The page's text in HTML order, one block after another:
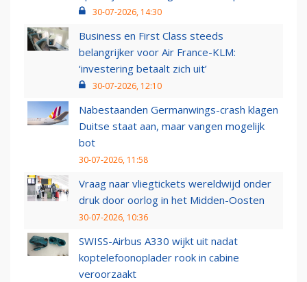
30-07-2026, 14:30
Business en First Class steeds
belangrijker voor Air France-KLM:
‘investering betaalt zich uit’
30-07-2026, 12:10
Nabestaanden Germanwings-crash klagen
Duitse staat aan, maar vangen mogelijk
bot
30-07-2026, 11:58
Vraag naar vliegtickets wereldwijd onder
druk door oorlog in het Midden-Oosten
30-07-2026, 10:36
SWISS-Airbus A330 wijkt uit nadat
koptelefoonoplader rook in cabine
veroorzaakt